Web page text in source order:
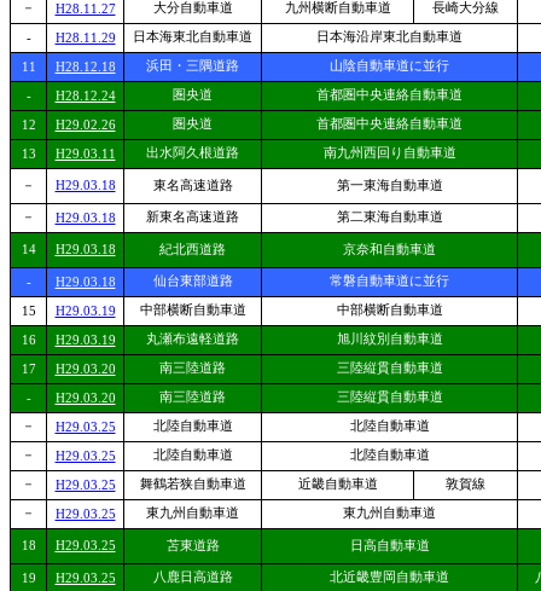
－ H28.11.27 大分自動車道 九州横断自動車道 長崎大分線
- H28.11.29 日本海東北自動車道 日本海沿岸東北自動車道
11 H28.12.18 浜田・三隅道路 山陰自動車道に並行
- H28.12.24 圏央道 首都圏中央連絡自動車道
12 H29.02.26 圏央道 首都圏中央連絡自動車道
13 H29.03.11 出水阿久根道路 南九州西回り自動車道
－ H29.03.18 東名高速道路 第一東海自動車道
－ H29.03.18 新東名高速道路 第二東海自動車道
14 H29.03.18 紀北西道路 京奈和自動車道
- H29.03.18 仙台東部道路 常磐自動車道に並行
15 H29.03.19 中部横断自動車道 中部横断自動車道
16 H29.03.19 丸瀬布遠軽道路 旭川紋別自動車道
17 H29.03.20 南三陸道路 三陸縦貫自動車道
- H29.03.20 南三陸道路 三陸縦貫自動車道
－ H29.03.25 北陸自動車道 北陸自動車道
－ H29.03.25 北陸自動車道 北陸自動車道
－ H29.03.25 舞鶴若狭自動車道 近畿自動車道 敦賀線
－ H29.03.25 東九州自動車道 東九州自動車道
18 H29.03.25 苫東道路 日高自動車道
19 H29.03.25 八鹿日高道路 北近畿豊岡自動車道